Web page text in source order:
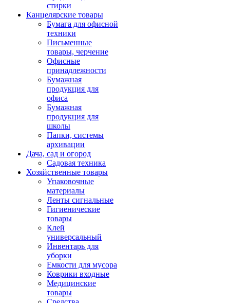
стирки
Канцелярские товары
Бумага для офисной
техники
Письменные
товары, черчение
Офисные
принадлежности
Бумажная
продукция для
офиса
Бумажная
продукция для
школы
Папки, системы
архивации
Дача, сад и огород
Садовая техника
Хозяйственные товары
Упаковочные
материалы
Ленты сигнальные
Гигиенические
товары
Клей
универсальный
Инвентарь для
уборки
Емкости для мусора
Коврики входные
Медицинские
товары